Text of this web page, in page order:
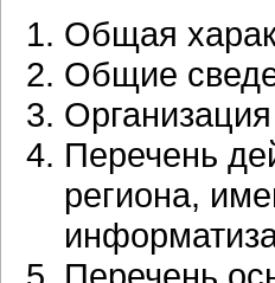
Общая
Общие
Перечень
региона,